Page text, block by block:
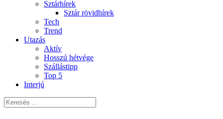
Sztárhírek
Sztár rövidhírek
Tech
Trend
Utazás
Aktív
Hosszú hétvége
Szállástipp
Top 5
Interjú